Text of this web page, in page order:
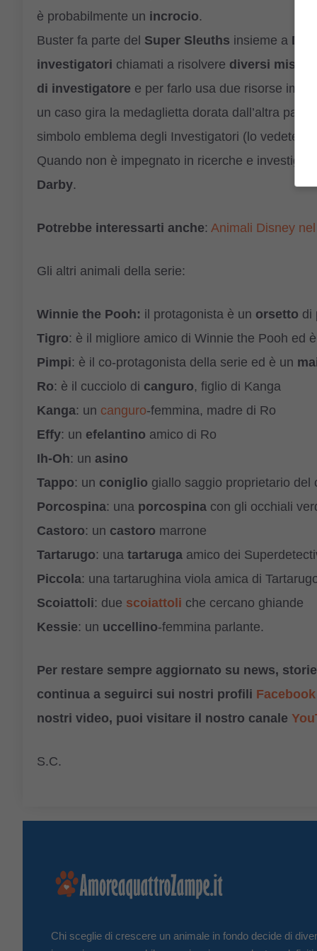
è probabilmente un incrocio.
Buster fa parte del Super Sleuths insieme a
investigatori chiamati a risolvere diversi misteri
di investigatore e per farlo usa due risorse
un caso gira la medaglietta dorata dall’altra
simbolo emblema degli Investigatori (lo vedete
Quando non è impegnato in ricerche e
Darby.
Potrebbe interessarti anche: Animali Disney
Gli altri animali della serie:
Winnie the Pooh: il protagonista è un orsetto di
Tigro: è il migliore amico di Winnie the Pooh ed
Pimpi: è il co-protagonista della serie ed è un
Ro: è il cucciolo di canguro, figlio di Kanga
Kanga: un canguro-femmina, madre di Ro
Effy: un efelantino amico di Ro
Ih-Oh: un asino
Tappo: un coniglio giallo saggio proprietario del
Porcospina: una porcospina con gli occhiali
Castoro: un castoro marrone
Tartarugo: una tartaruga amico dei
Piccola: una tartarughina viola amica di
Scoiattoli: due scoiattoli che cercano ghiande
Kessie: un uccellino-femmina parlante.
Per restare sempre aggiornato su news,
continua a seguirci sui nostri profili Facebook
nostri video, puoi visitare il nostro canale
S.C.
Chi sceglie di crescere un animale in fondo decide di